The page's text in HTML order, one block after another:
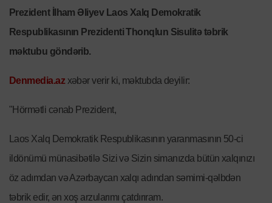
Prezident İlham Əliyev Laos Xalq Demokratik
Respublikasının Prezidenti Thonqlun Sisulitə təbrik
məktubu göndərib.
Denmedia.az xəbər verir ki, məktubda deyilir:
"Hörmətli cənab Prezident,
Laos Xalq Demokratik Respublikasının yaranmasının 50-ci
ildönümü münasibətilə Sizi və Sizin simanızda bütün xalqınızı
öz adımdan və Azərbaycan xalqı adından səmimi-qəlbdən
təbrik edir, ən xoş arzularımı çatdırıram.